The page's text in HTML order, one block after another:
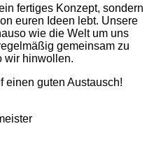
fertiges Konzept, sondern
euren Ideen lebt. Unsere
wie die Welt um uns
gemeinsam zu
wir hinwollen.
einen guten Austausch!